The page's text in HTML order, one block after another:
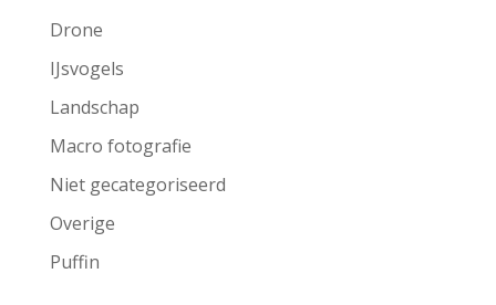
Drone
IJsvogels
Landschap
Macro fotografie
Niet gecategoriseerd
Overige
Puffin